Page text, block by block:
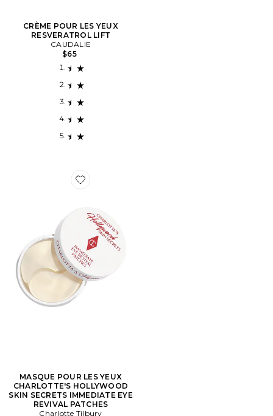
CRÈME POUR LES YEUX
RESVERATROL LIFT
CAUDALIE
$65
Favorite MASQUE POUR LES YEUX CHARLOTTE'S
MASQUE POUR LES YEUX
CHARLOTTE'S HOLLYWOOD
SKIN SECRETS IMMEDIATE EYE
REVIVAL PATCHES
Charlotte Tilbury